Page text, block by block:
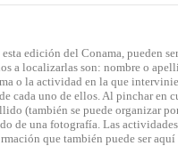
edición del Conama, pueden
a localizarlas son: nombre o
o la actividad en la que
cada uno de ellos. Al pinchar en
(también se puede organizar
de una fotografía. Las
que también puede ser